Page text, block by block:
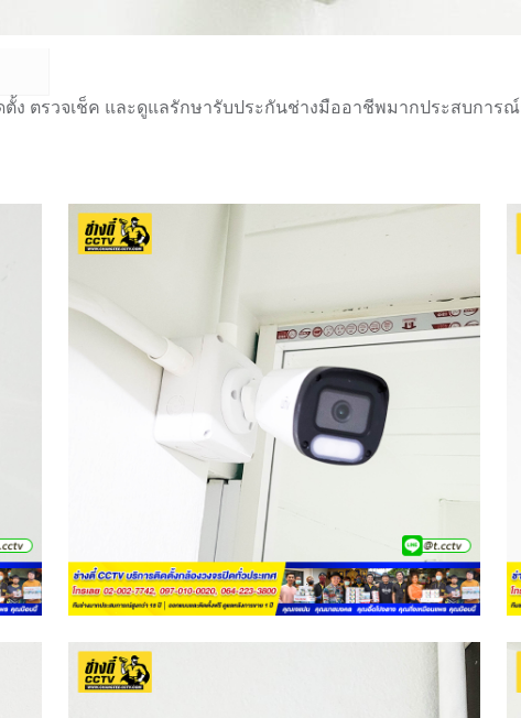
ตรวจเช็ค และดูแลรักษารับประกันช่างมืออาชีพมากประสบการณ์